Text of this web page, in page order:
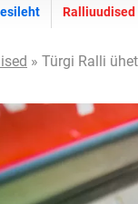
Ralliuudised
» Türgi Ralli